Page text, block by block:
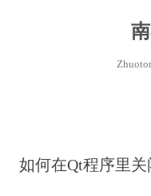
如何在Qt程序里关